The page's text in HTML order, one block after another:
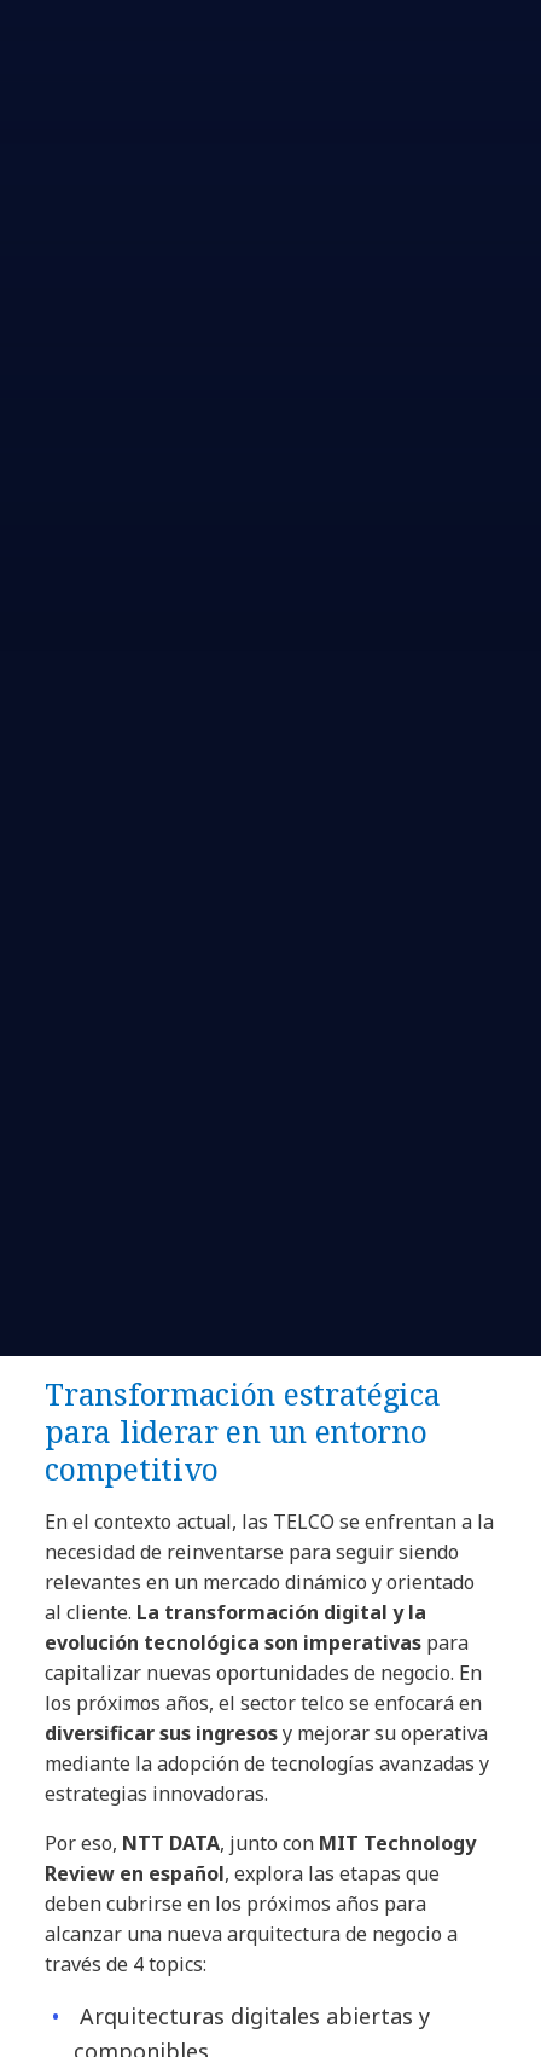
Transformación estratégica
para liderar en un entorno
competitivo
En el contexto actual, las TELCO se enfrentan a la
necesidad de reinventarse para seguir siendo
relevantes en un mercado dinámico y orientado
al cliente. La transformación digital y la
evolución tecnológica son imperativas para
capitalizar nuevas oportunidades de negocio. En
los próximos años, el sector telco se enfocará en
diversificar sus ingresosy mejorar su operativa
mediante la adopción de tecnologías avanzadas y
estrategias innovadoras.
Por eso, NTT DATA, junto con MIT Technology
Review en español, explora las etapas que
deben cubrirse en los próximos años para
alcanzar una nueva arquitectura de negocio a
través de 4 topics:
Arquitecturas digitales abiertas y
componibles